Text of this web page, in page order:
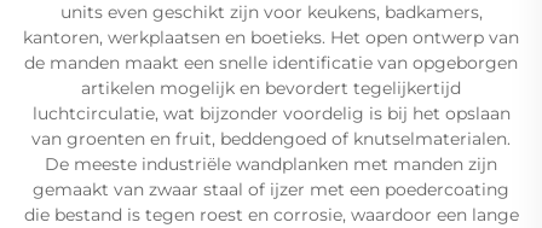
units even geschikt zijn voor keukens, badkamers,
kantoren, werkplaatsen en boetieks. Het open ontwerp van
de manden maakt een snelle identificatie van opgeborgen
artikelen mogelijk en bevordert tegelijkertijd
luchtcirculatie, wat bijzonder voordelig is bij het opslaan
van groenten en fruit, beddengoed of knutselmaterialen.
De meeste industriële wandplanken met manden zijn
gemaakt van zwaar staal of ijzer met een poedercoating
die bestand is tegen roest en corrosie, waardoor een lange